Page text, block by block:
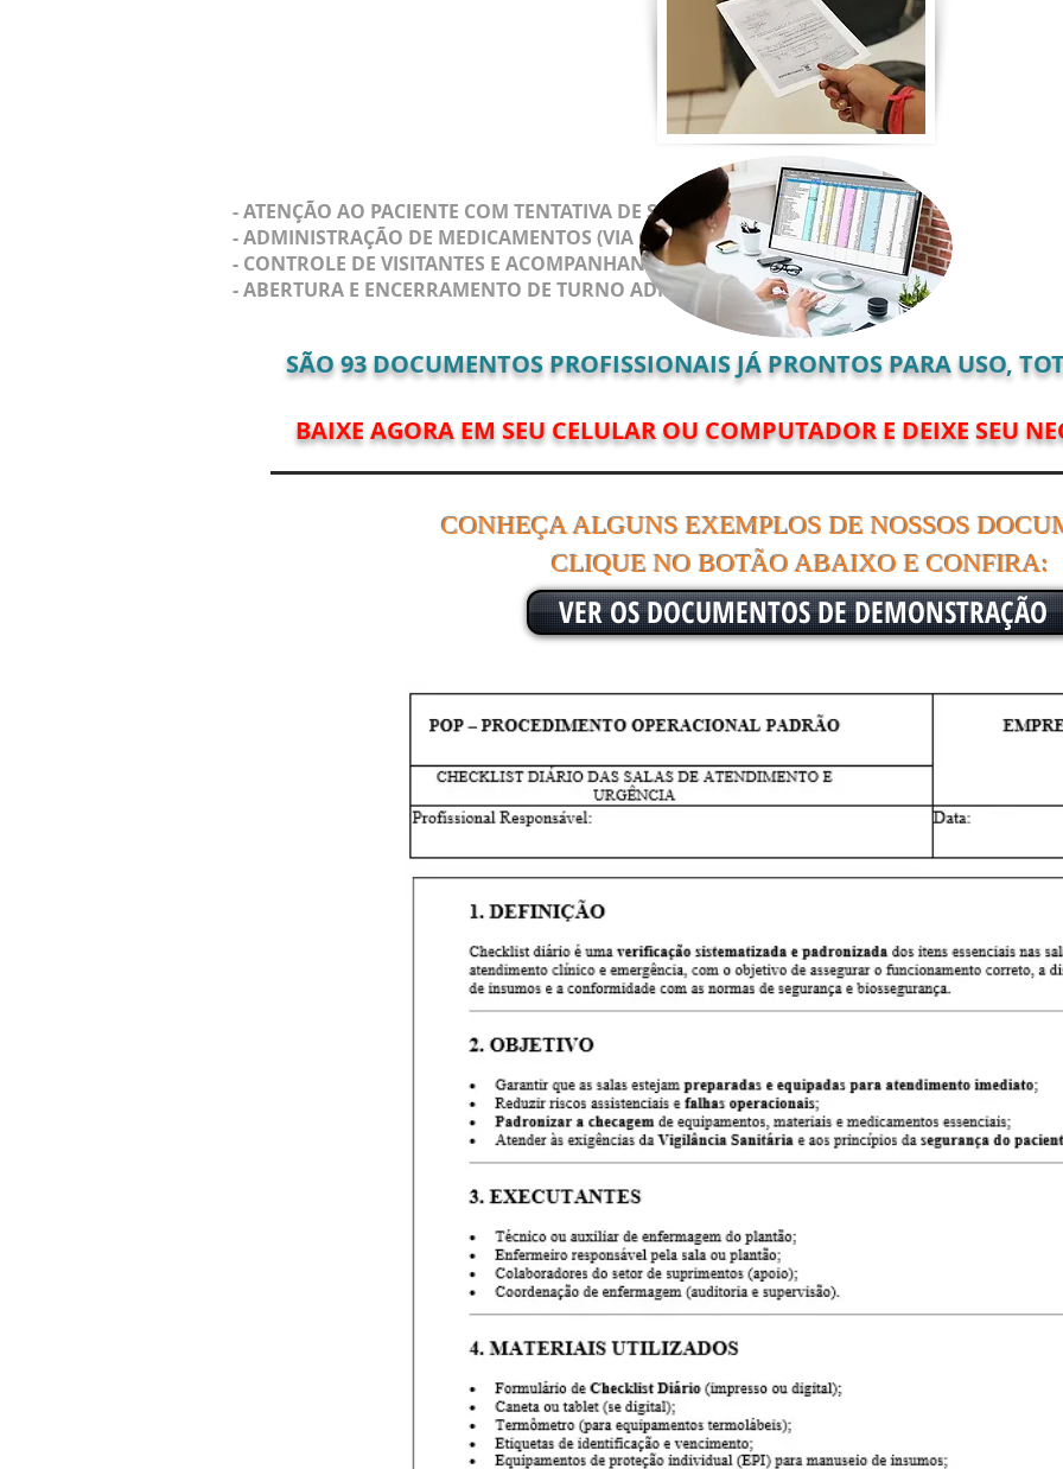
- ATENÇÃO AO PACIENTE COM TENTATIVA DE SUICÍDIO
- ADMINISTRAÇÃO DE MEDICAMENTOS (VIA ORAL, EV, IM, SC)
- CONTROLE DE VISITANTES E ACOMPANHANTES EM ÁREAS RESTRITAS
- ABERTURA E ENCERRAMENTO DE TURNO ADMINISTRATIVO
SÃO93DOCUMENTOS PROFISSIONAIS JÁ PRONTOS PARA USO,
BAIXE AGORA EM SEU CELULAR OU COMPUTADOR E DEIXE SEU
CONHEÇA ALGUNS EXEMPLOS DE NOSSOS
CLIQUE NO BOTÃO ABAIXO E CONFIRA:
VER OS DOCUMENTOS DE DEMONSTRAÇÃO